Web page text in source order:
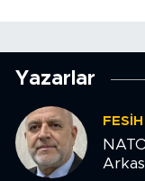
Yazarlar